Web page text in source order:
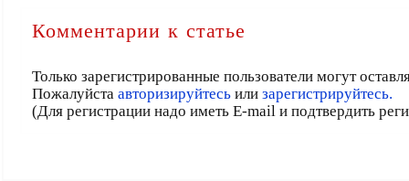
Комментарии к статье
Только зарегистрированные пользователи могут
Пожалуйста авторизируйтесьили зарегистрируйтесь.
(Для регистрации надо иметь E-mail и подтвердить